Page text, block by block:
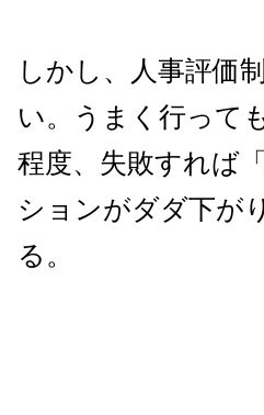
しかし、人事評価
い。うまく行って
程度、失敗すれば
ションがダダ下が
る。